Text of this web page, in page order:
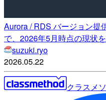
Aurora / RDS バージョン提
で、2026年5月時点の現状
suzuki.ryo
2026.05.22
クラスメ